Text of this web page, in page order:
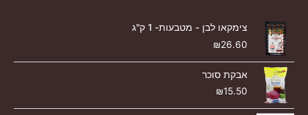
צימקאו לבן - מטבעות- 1 ק"ג
₪26.60
אבקת סוכר
₪15.50